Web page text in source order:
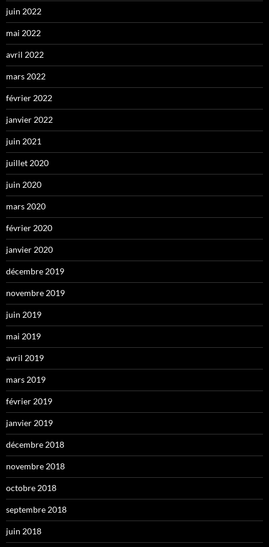
juin 2022
mai 2022
avril 2022
mars 2022
février 2022
janvier 2022
juin 2021
juillet 2020
juin 2020
mars 2020
février 2020
janvier 2020
décembre 2019
novembre 2019
juin 2019
mai 2019
avril 2019
mars 2019
février 2019
janvier 2019
décembre 2018
novembre 2018
octobre 2018
septembre 2018
juin 2018